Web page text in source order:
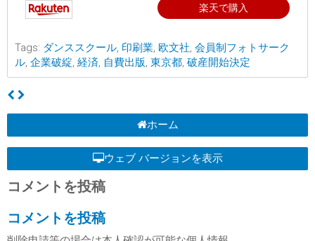
楽天で購入
Tags: ダンススクール, 印刷業, 欧文社, 会員制フォトサーク
ル, 企業破綻, 経済, 自費出版, 東京都, 破産開始決定
ホーム
ウェブ バージョンを表示
コメントを投稿
コメントを投稿